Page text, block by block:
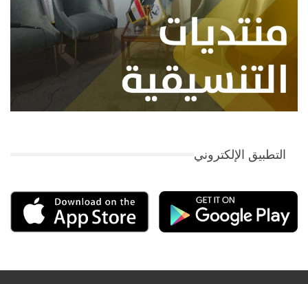
التطبيق الإلكتروني